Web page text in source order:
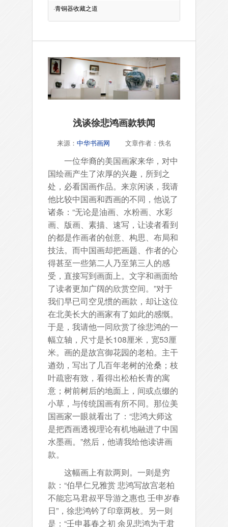
·青铜器收藏之道
浅谈徐悲鸿画款轶闻
来源： 中华书画网 文章作者：佚名
一位华裔的美国画家来华，对中
国绘画产生了浓厚的兴趣，所到之
处，必看国画作品。来京闲谈，我请
他比较中国画和西画的不同，他说了
诸条：“无论是油画、水粉画、水彩
画、版画、素描、速写，让读者看到
的都是作画者的创意、构思、布局和
技法。而中国画却把画题、作者的心
得甚至一些第二人乃至第三人的感
受，直接写到画面上。文字和画面给
了读者更加广阔的欣赏空间。”对于
我们早已司空见惯的画款，却让这位
在北美长大的画家有了如此的感慨。
于是，我请他一同欣赏了徐悲鸿的一
幅立轴，尺寸是长108厘米，宽53厘
米。画的是故宫御花园的老柏。主干
遒劲，写出了几百年老树的沧桑；枝
叶疏密有致，看得出松柏长青的寓
意；树前树后的地面上，间或点缀的
小草，与传统国画有所不同。那位美
国画家一眼就看出了：“悲鸿大师这
是把西画透视理论有机地融进了中国
水墨画。”然后，他请我给他读讲画
款。
这幅画上有款两则。一则是穷
款：“伯早仁兄雅赏 悲鸿写故宫老柏
不能忘马君叔平导游之惠也 壬申岁春
日”，徐悲鸿钤了印章两枚。另一则
是：“壬申暮春之初 余见悲鸿为于君